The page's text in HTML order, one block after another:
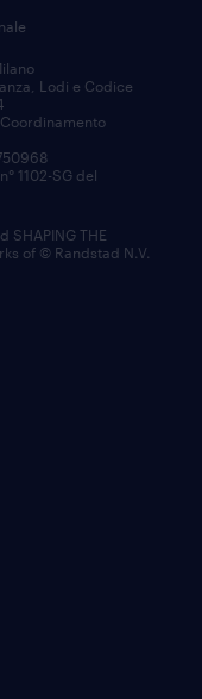
Lodi e Codice
1102-SG del
SHAPING THE
of © Randstad N.V.